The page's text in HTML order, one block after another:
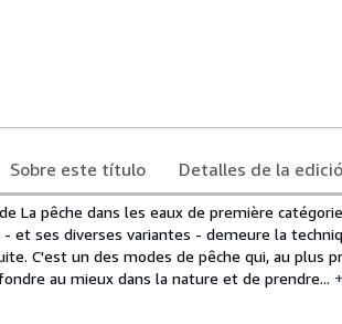
Sobre este título Detalles de la
La pêche dans les eaux de première
- et ses diverses variantes - demeure la
C'est un des modes de pêche qui, au plus
au mieux dans la nature et de prendre...